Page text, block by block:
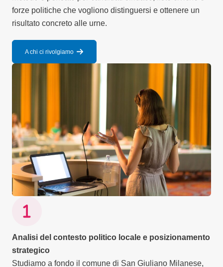
forze politiche che vogliono distinguersi e ottenere un
risultato concreto alle urne.
A chi ci rivolgiamo
Analisi del contesto politico locale e posizionamento
strategico
Studiamo a fondo il comune di San Giuliano Milanese,